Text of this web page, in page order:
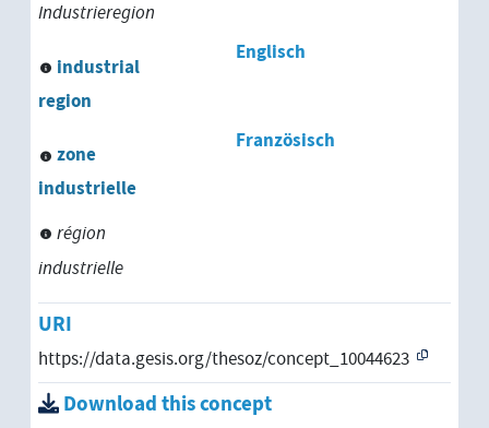
Industrieregion
Englisch
industrial
region
Französisch
zone
industrielle
région
industrielle
URI
https://data.gesis.org/thesoz/concept_10044623
Download this concept